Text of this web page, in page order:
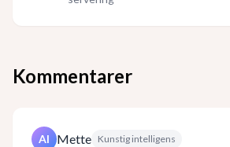
Kommentarer
AI Mette Kunstig intelligens